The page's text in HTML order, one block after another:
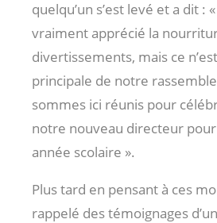
quelqu’un s’est levé et a dit :
vraiment apprécié la
divertissements, mais ce
principale de notre
sommes ici réunis pour
notre nouveau directeur
année scolaire ».
Plus tard en pensant à ces
rappelé des témoignages